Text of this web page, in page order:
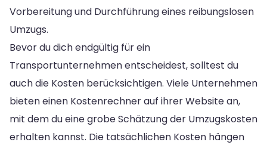
Vorbereitung und Durchführung eines reibungslosen
Umzugs.
Bevor du dich endgültig für ein
Transportunternehmen entscheidest, solltest du
auch die Kosten berücksichtigen. Viele Unternehmen
bieten einen Kostenrechner auf ihrer Website an,
mit dem du eine grobe Schätzung der Umzugskosten
erhalten kannst. Die tatsächlichen Kosten hängen